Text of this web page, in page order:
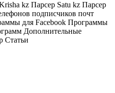
kz Парсер Satu kz Парсер
подписчиков почт
для Facebook Программы
Дополнительные
Статьи